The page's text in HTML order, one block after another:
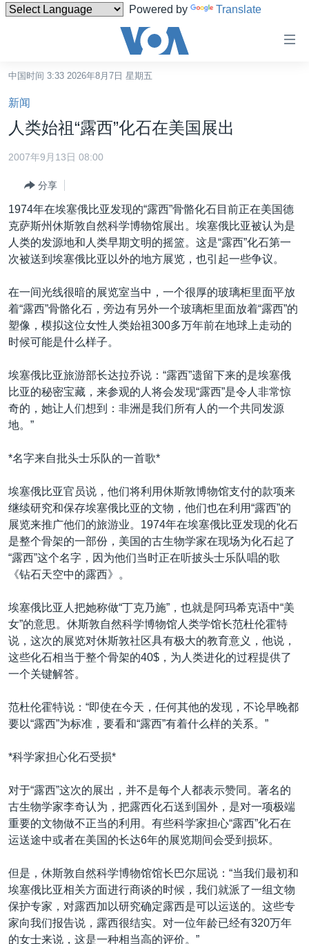
Powered by Translate
碍
链
接
跳
转
跳
到
跳
转
到
索
港澳
国际
最新国际新闻
印太
中东
欧洲
非洲
全球议题
分类新闻
经济·金融·贸易
人权·法律·宗教
科教·文娱·体健
军事
环境
美中关系
热点专题
白宫要闻
国会报道
美国建国250周年
埃博拉疫情
重要讲话与声明
台海两岸关系
南中国海争端
关注西藏
关注新疆
VOA视频
VOA今日焦点
关注我们
其他语言网站
中国时间 3:33 2026年8月7日 星期五
新闻
人类始祖“露西”化石在美国展出
2007年9月13日 08:00
分享
1974年在埃塞俄比亚发现的“露西”骨骼化石目前正在美国德
克萨斯州休斯敦自然科学博物馆展出。埃塞俄比亚被认为是
人类的发源地和人类早期文明的摇篮。这是“露西”化石第一
次被送到埃塞俄比亚以外的地方展览，也引起一些争议。
在一间光线很暗的展览室当中，一个很厚的玻璃柜里面平放
着“露西”骨骼化石，旁边有另外一个玻璃柜里面放着“露西”的
塑像，模拟这位女性人类始祖300多万年前在地球上走动的
时候可能是什么样子。
埃塞俄比亚旅游部长达拉乔说：“露西”遗留下来的是埃塞俄
比亚的秘密宝藏，来参观的人将会发现“露西”是令人非常惊
奇的，她让人们想到：非洲是我们所有人的一个共同发源
地。”
*名字来自批头士乐队的一首歌*
埃塞俄比亚官员说，他们将利用休斯敦博物馆支付的款项来
继续研究和保存埃塞俄比亚的文物，他们也在利用“露西”的
展览来推广他们的旅游业。1974年在埃塞俄比亚发现的化石
是整个骨架的一部份，美国的古生物学家在现场为化石起了
“露西”这个名字，因为他们当时正在听披头士乐队唱的歌
《钻石天空中的露西》。
埃塞俄比亚人把她称做“丁克乃施”，也就是阿玛希克语中“美
女”的意思。休斯敦自然科学博物馆人类学馆长范杜伦霍特
说，这次的展览对休斯敦社区具有极大的教育意义，他说，
这些化石相当于整个骨架的40$，为人类进化的过程提供了
一个关键解答。
范杜伦霍特说：“即使在今天，任何其他的发现，不论早晚都
要以“露西”为标准，要看和“露西”有着什么样的关系。”
*科学家担心化石受损*
对于“露西”这次的展出，并不是每个人都表示赞同。著名的
古生物学家李奇认为，把露西化石送到国外，是对一项极端
重要的文物做不正当的利用。有些科学家担心“露西”化石在
运送途中或者在美国的长达6年的展览期间会受到损坏。
但是，休斯敦自然科学博物馆馆长巴尔屈说：“当我们最初和
埃塞俄比亚相关方面进行商谈的时候，我们就派了一组文物
保护专家，对露西加以研究确定露西是可以运送的。这些专
家向我们报告说，露西很结实。对一位年龄已经有320万年
的女士来说，这是一种相当高的评价。”